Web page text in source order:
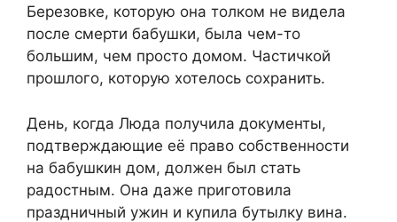
Березовке, которую она толком не видела
после смерти бабушки, была чем-то
большим, чем просто домом. Частичкой
прошлого, которую хотелось сохранить.
День, когда Люда получила документы,
подтверждающие её право собственности
на бабушкин дом, должен был стать
радостным. Она даже приготовила
праздничный ужин и купила бутылку вина.